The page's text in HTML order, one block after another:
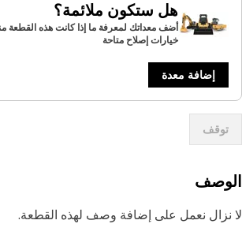
هل ستكون ملائمة؟
أضف معداتك لمعرفة ما إذا كانت هذه القطعة
خيارات إصلاح متاحة
إضافة معدة
توقف
نزال نعمل على إضافة وصف لهذه القطعة.